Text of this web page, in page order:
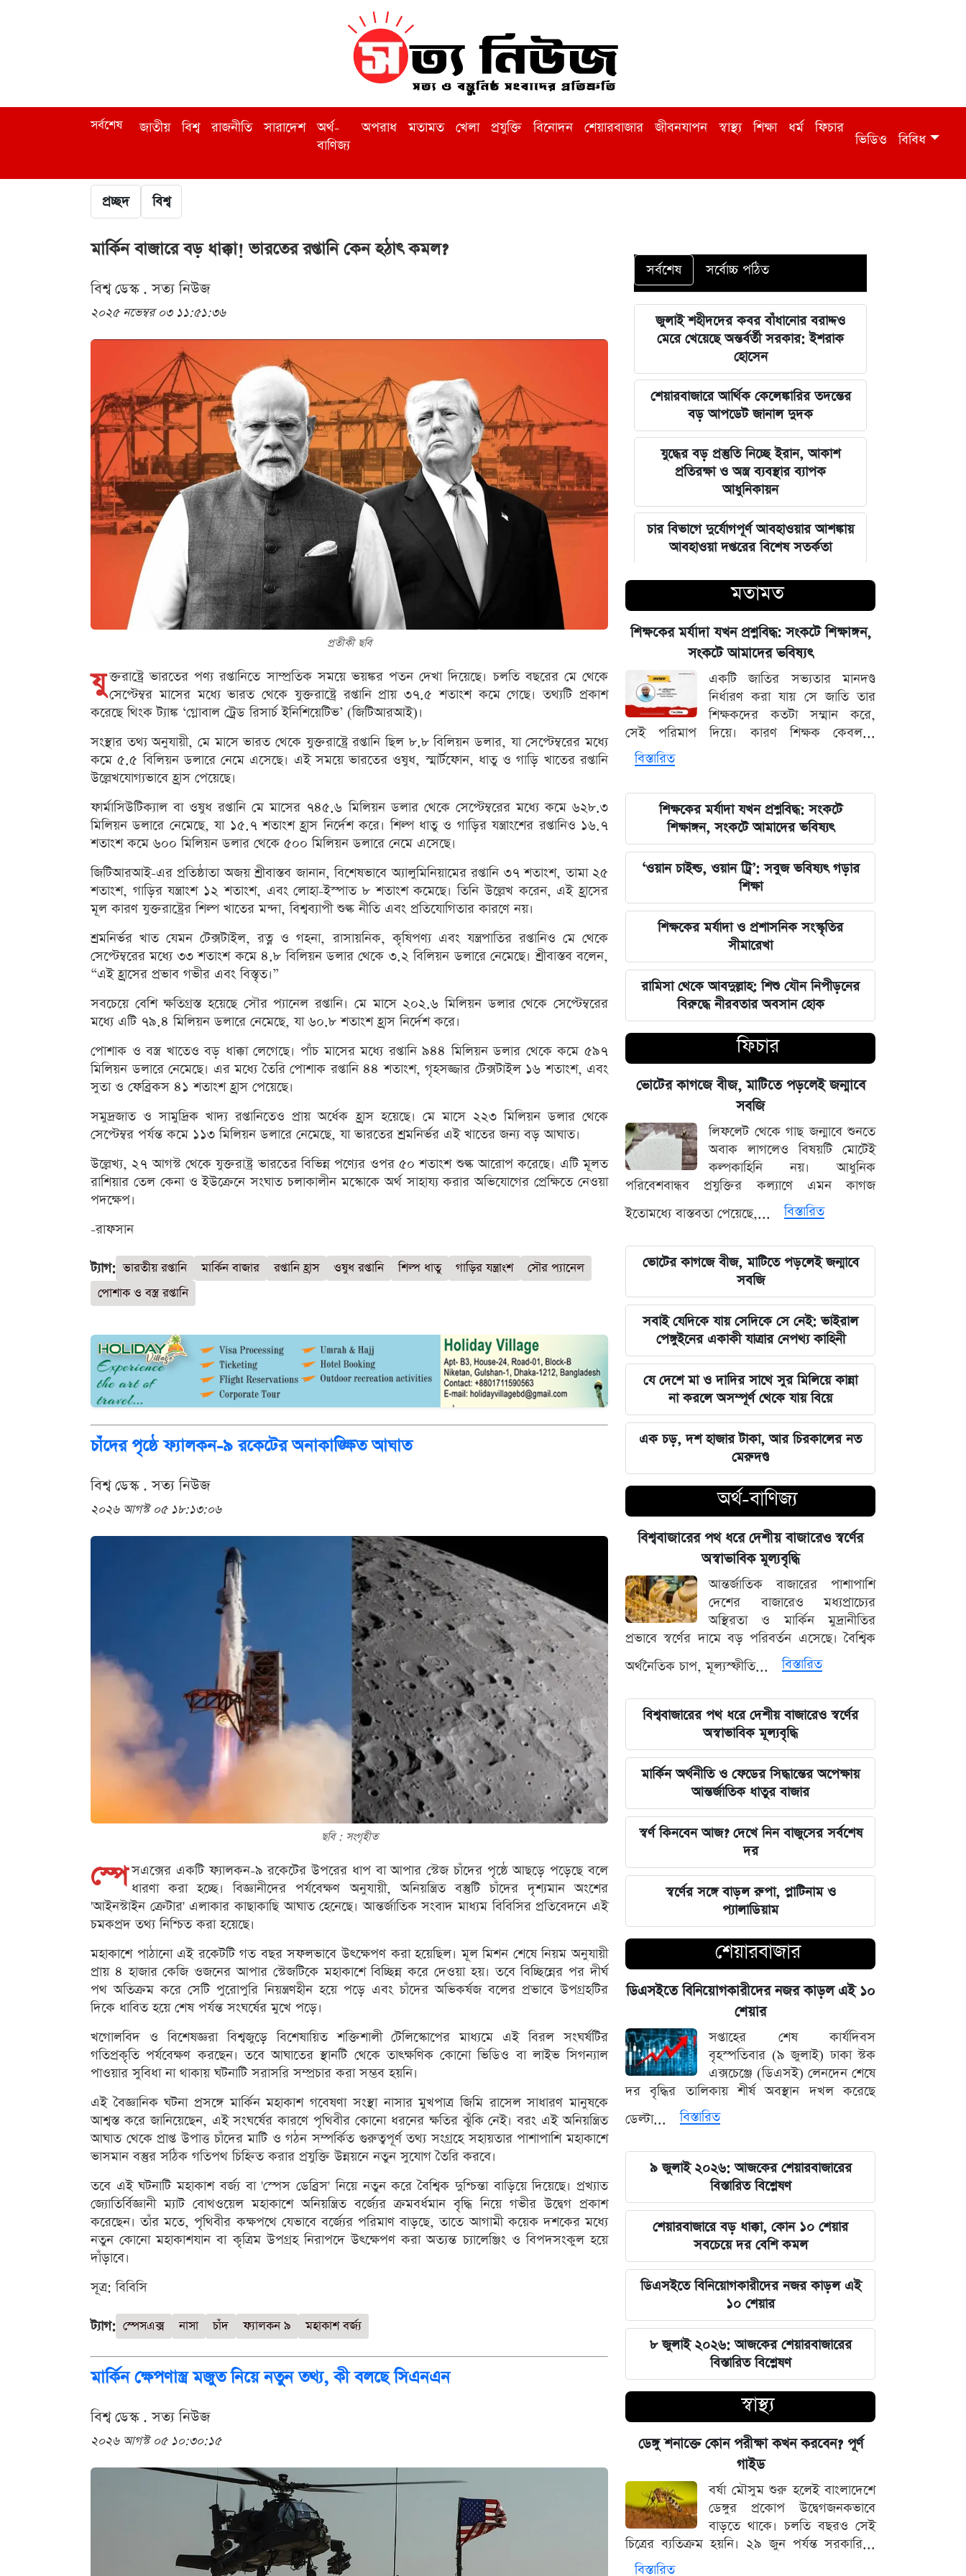
সর্বশেষ জাতীয় বিশ্ব রাজনীতি সারাদেশ
অর্থ-
বাণিজ্য
অপরাধ মতামত খেলা প্রযুক্তি বিনোদন শেয়ারবাজার জীবনযাপন স্বাস্থ্য শিক্ষা ধর্ম ফিচার
ভিডিও বিবিধ
প্রচ্ছদ বিশ্ব
মার্কিন বাজারে বড় ধাক্কা! ভারতের রপ্তানি কেন হঠাৎ কমল?
বিশ্ব ডেস্ক . সত্য নিউজ
২০২৫ নভেম্বর ০৩ ১১:৫১:৩৬
প্রতীকী ছবি
যু ক্তরাষ্ট্রে ভারতের পণ্য রপ্তানিতে সাম্প্রতিক সময়ে ভয়ঙ্কর পতন দেখা দিয়েছে। চলতি বছরের মে থেকে
সেপ্টেম্বর মাসের মধ্যে ভারত থেকে যুক্তরাষ্ট্রে রপ্তানি প্রায় ৩৭.৫ শতাংশ কমে গেছে। তথ্যটি প্রকাশ
করেছে থিংক ট্যাঙ্ক ‘গ্লোবাল ট্রেড রিসার্চ ইনিশিয়েটিভ’ (জিটিআরআই)।
সংস্থার তথ্য অনুযায়ী, মে মাসে ভারত থেকে যুক্তরাষ্ট্রে রপ্তানি ছিল ৮.৮ বিলিয়ন ডলার, যা সেপ্টেম্বরের মধ্যে
কমে ৫.৫ বিলিয়ন ডলারে নেমে এসেছে। এই সময়ে ভারতের ওষুধ, স্মার্টফোন, ধাতু ও গাড়ি খাতের রপ্তানি
উল্লেখযোগ্যভাবে হ্রাস পেয়েছে।
ফার্মাসিউটিক্যাল বা ওষুধ রপ্তানি মে মাসের ৭৪৫.৬ মিলিয়ন ডলার থেকে সেপ্টেম্বরের মধ্যে কমে ৬২৮.৩
মিলিয়ন ডলারে নেমেছে, যা ১৫.৭ শতাংশ হ্রাস নির্দেশ করে। শিল্প ধাতু ও গাড়ির যন্ত্রাংশের রপ্তানিও ১৬.৭
শতাংশ কমে ৬০০ মিলিয়ন ডলার থেকে ৫০০ মিলিয়ন ডলারে নেমে এসেছে।
জিটিআরআই-এর প্রতিষ্ঠাতা অজয় শ্রীবাস্তব জানান, বিশেষভাবে অ্যালুমিনিয়ামের রপ্তানি ৩৭ শতাংশ, তামা ২৫
শতাংশ, গাড়ির যন্ত্রাংশ ১২ শতাংশ, এবং লোহা-ইস্পাত ৮ শতাংশ কমেছে। তিনি উল্লেখ করেন, এই হ্রাসের
মূল কারণ যুক্তরাষ্ট্রের শিল্প খাতের মন্দা, বিশ্বব্যাপী শুল্ক নীতি এবং প্রতিযোগিতার কারণে নয়।
শ্রমনির্ভর খাত যেমন টেক্সটাইল, রত্ন ও গহনা, রাসায়নিক, কৃষিপণ্য এবং যন্ত্রপাতির রপ্তানিও মে থেকে
সেপ্টেম্বরের মধ্যে ৩৩ শতাংশ কমে ৪.৮ বিলিয়ন ডলার থেকে ৩.২ বিলিয়ন ডলারে নেমেছে। শ্রীবাস্তব বলেন,
“এই হ্রাসের প্রভাব গভীর এবং বিস্তৃত।”
সবচেয়ে বেশি ক্ষতিগ্রস্ত হয়েছে সৌর প্যানেল রপ্তানি। মে মাসে ২০২.৬ মিলিয়ন ডলার থেকে সেপ্টেম্বরের
মধ্যে এটি ৭৯.৪ মিলিয়ন ডলারে নেমেছে, যা ৬০.৮ শতাংশ হ্রাস নির্দেশ করে।
পোশাক ও বস্ত্র খাতেও বড় ধাক্কা লেগেছে। পাঁচ মাসের মধ্যে রপ্তানি ৯৪৪ মিলিয়ন ডলার থেকে কমে ৫৯৭
মিলিয়ন ডলারে নেমেছে। এর মধ্যে তৈরি পোশাক রপ্তানি ৪৪ শতাংশ, গৃহসজ্জার টেক্সটাইল ১৬ শতাংশ, এবং
সুতা ও ফেব্রিকস ৪১ শতাংশ হ্রাস পেয়েছে।
সমুদ্রজাত ও সামুদ্রিক খাদ্য রপ্তানিতেও প্রায় অর্ধেক হ্রাস হয়েছে। মে মাসে ২২৩ মিলিয়ন ডলার থেকে
সেপ্টেম্বর পর্যন্ত কমে ১১৩ মিলিয়ন ডলারে নেমেছে, যা ভারতের শ্রমনির্ভর এই খাতের জন্য বড় আঘাত।
উল্লেখ্য, ২৭ আগস্ট থেকে যুক্তরাষ্ট্র ভারতের বিভিন্ন পণ্যের ওপর ৫০ শতাংশ শুল্ক আরোপ করেছে। এটি মূলত
রাশিয়ার তেল কেনা ও ইউক্রেনে সংঘাত চলাকালীন মস্কোকে অর্থ সাহায্য করার অভিযোগের প্রেক্ষিতে নেওয়া
পদক্ষেপ।
-রাফসান
ট্যাগ: ভারতীয় রপ্তানি মার্কিন বাজার রপ্তানি হ্রাস ওষুধ রপ্তানি শিল্প ধাতু গাড়ির যন্ত্রাংশ
সৌর প্যানেল
পোশাক ও বস্ত্র রপ্তানি
চাঁদের পৃষ্ঠে ফ্যালকন-৯ রকেটের অনাকাঙ্ক্ষিত আঘাত
বিশ্ব ডেস্ক . সত্য নিউজ
২০২৬ আগস্ট ০৫ ১৮:১৩:০৬
ছবি : সংগৃহীত
স্পে সএক্সের একটি ফ্যালকন-৯ রকেটের উপরের ধাপ বা আপার স্টেজ চাঁদের পৃষ্ঠে আছড়ে পড়েছে বলে
ধারণা করা হচ্ছে। বিজ্ঞানীদের পর্যবেক্ষণ অনুযায়ী, অনিয়ন্ত্রিত বস্তুটি চাঁদের দৃশ্যমান অংশের
'আইনস্টাইন ক্রেটার' এলাকার কাছাকাছি আঘাত হেনেছে। আন্তর্জাতিক সংবাদ মাধ্যম বিবিসির প্রতিবেদনে এই
চমকপ্রদ তথ্য নিশ্চিত করা হয়েছে।
মহাকাশে পাঠানো এই রকেটটি গত বছর সফলভাবে উৎক্ষেপণ করা হয়েছিল। মূল মিশন শেষে নিয়ম অনুযায়ী
প্রায় ৪ হাজার কেজি ওজনের আপার স্টেজটিকে মহাকাশে বিচ্ছিন্ন করে দেওয়া হয়। তবে বিচ্ছিন্নের পর দীর্ঘ
পথ অতিক্রম করে সেটি পুরোপুরি নিয়ন্ত্রণহীন হয়ে পড়ে এবং চাঁদের অভিকর্ষজ বলের প্রভাবে উপগ্রহটির
দিকে ধাবিত হয়ে শেষ পর্যন্ত সংঘর্ষের মুখে পড়ে।
খগোলবিদ ও বিশেষজ্ঞরা বিশ্বজুড়ে বিশেষায়িত শক্তিশালী টেলিস্কোপের মাধ্যমে এই বিরল সংঘর্ষটির
গতিপ্রকৃতি পর্যবেক্ষণ করছেন। তবে আঘাতের স্থানটি থেকে তাত্ক্ষণিক কোনো ভিডিও বা লাইভ সিগন্যাল
পাওয়ার সুবিধা না থাকায় ঘটনাটি সরাসরি সম্প্রচার করা সম্ভব হয়নি।
এই বৈজ্ঞানিক ঘটনা প্রসঙ্গে মার্কিন মহাকাশ গবেষণা সংস্থা নাসার মুখপাত্র জিমি রাসেল সাধারণ মানুষকে
আশ্বস্ত করে জানিয়েছেন, এই সংঘর্ষের কারণে পৃথিবীর কোনো ধরনের ক্ষতির ঝুঁকি নেই। বরং এই অনিয়ন্ত্রিত
আঘাত থেকে প্রাপ্ত উপাত্ত চাঁদের মাটি ও গঠন সম্পর্কিত গুরুত্বপূর্ণ তথ্য সংগ্রহে সহায়তার পাশাপাশি মহাকাশে
ভাসমান বস্তুর সঠিক গতিপথ চিহ্নিত করার প্রযুক্তি উন্নয়নে নতুন সুযোগ তৈরি করবে।
তবে এই ঘটনাটি মহাকাশ বর্জ্য বা 'স্পেস ডেব্রিস' নিয়ে নতুন করে বৈশ্বিক দুশ্চিন্তা বাড়িয়ে দিয়েছে। প্রখ্যাত
জ্যোতির্বিজ্ঞানী ম্যাট বোথওয়েল মহাকাশে অনিয়ন্ত্রিত বর্জ্যের ক্রমবর্ধমান বৃদ্ধি নিয়ে গভীর উদ্বেগ প্রকাশ
করেছেন। তাঁর মতে, পৃথিবীর কক্ষপথে যেভাবে বর্জ্যের পরিমাণ বাড়ছে, তাতে আগামী কয়েক দশকের মধ্যে
নতুন কোনো মহাকাশযান বা কৃত্রিম উপগ্রহ নিরাপদে উৎক্ষেপণ করা অত্যন্ত চ্যালেঞ্জিং ও বিপদসংকুল হয়ে
দাঁড়াবে।
সূত্র: বিবিসি
ট্যাগ: স্পেসএক্স নাসা চাঁদ ফ্যালকন ৯ মহাকাশ বর্জ্য
মার্কিন ক্ষেপণাস্ত্র মজুত নিয়ে নতুন তথ্য, কী বলছে সিএনএন
বিশ্ব ডেস্ক . সত্য নিউজ
২০২৬ আগস্ট ০৫ ১০:৩০:১৫
সর্বশেষ সর্বোচ্চ পঠিত
জুলাই শহীদদের কবর বাঁধানোর বরাদ্দও
মেরে খেয়েছে অন্তর্বর্তী সরকার: ইশরাক
হোসেন
শেয়ারবাজারে আর্থিক কেলেঙ্কারির তদন্তের
বড় আপডেট জানাল দুদক
যুদ্ধের বড় প্রস্তুতি নিচ্ছে ইরান, আকাশ
প্রতিরক্ষা ও অস্ত্র ব্যবস্থার ব্যাপক
আধুনিকায়ন
চার বিভাগে দুর্যোগপূর্ণ আবহাওয়ার আশঙ্কায়
আবহাওয়া দপ্তরের বিশেষ সতর্কতা
হাসিনাকে মাইক দেওয়ায় ভারতকে
কাঠগড়ায় তুললেন সালাহউদ্দিন
বিশ্ববাজারের পথ ধরে দেশীয় বাজারেও
স্বর্ণের অস্বাভাবিক মূল্যবৃদ্ধি
গ্যাস ও বিদ্যুৎ সংকট মোকাবিলায় নতুন
আশার খবর দিলেন জ্বালানিমন্ত্রী
নদীদূষণ দূর করতে না পারলে ভবিষ্যৎ
তারেক রহমান
ফ্যাসিবাদবিরোধী সব শক্তির জাতীয় ঐক্য
বজায় রাখা এখন সময়ের দাবি: মাহদী
আমিন
ইতিহাসের মালিকানা কারও একার নয়, ৫
আগস্টের বিজয় সাধারণ মানুষের: সাইদুর
রহমান লিটল
দেবিদ্বার ম্যানেজিং কমিটির সভাপতি
নির্বাচিত মিজানুর রহমান মাস্টার
জুলাইয়ের চেতনাকে হৃদয়ে ধারণ করতে
হবে, যেন তা হারিয়ে না যায়: ভারপ্রাপ্ত
রাষ্ট্রপতি
ভারত সরকারের আলটিমেটামের মুখে
নতিস্বীকার, ভুল স্বীকার করল মেটা
লঙ্কা প্রিমিয়ার লিগে ভারতীয় কিংবদন্তির
আগমন, মালিকানায় বড় চমক
হারিয়ে যাবে: স্বরাষ্ট্রমন্ত্রী
আগামী ৪৮ ঘণ্টার আবহাওয়ার চিত্র: ঝোড়ো
বৃষ্টি নিয়ে সতর্কবার্তা
'মানুষ ভোট দিয়ে এমপি বানিয়েছে,
বিএনপিকে সত্য মেনে নিতে হবে': রুমিন
ফারহানা
৫ আগস্টের ভরদুপুরে দেশত্যাগ: গণভবন
থেকে ভারতের ফ্লাইট পর্যন্ত যা ঘটেছিল
ভারতপ্রেমী হলে দাগি আসামির অপরাধও
চোখ এড়িয়ে যায় দিল্লির: রুহুল কবির
রিজভী
বাংলাদেশ আর কোনো দেশের 'ক্লায়েন্ট স্টেট'
থাকবে না: পররাষ্ট্রমন্ত্রী ড. খলিলুর রহমান
এক ক্লিকেই ফোন-ল্যাপটপের নিয়ন্ত্রণ নিচ্ছে
হ্যাকাররা, পপ-আপ আপডেট নিয়ে কড়া
হুঁশিয়ারি
অনাকাঙ্ক্ষিত আঘাত
আবু সাঈদের ছবি ছাড়া কোনো ডকুমেন্টারি
হতে পারে না: ভারপ্রাপ্ত রাষ্ট্রপতি হাফিজ
উদ্দিন
জুলাই স্মৃতি জাদুঘর উদ্বোধন করলেন
প্রধানমন্ত্রী তারেক রহমান
মার্কিন ক্ষেপণাস্ত্র মজুত নিয়ে নতুন তথ্য, কী
বলছে সিএনএন
সালমানের অবয়ব পরিবর্তনের আসল কারণ
ও ষাটোর্ধ্বদের ওজন কমানোর সঠিক নিয়ম
৫ আগস্ট বিজয়ের দিন, ভিন্নমত যেন
শত্রুতায় রূপ না নেয়: প্রধানমন্ত্রী তারেক
রহমান
নিজস্ব অর্থায়নে খালের ওপর বাঁশের সাঁকো
বানিয়ে দিলেন ইউপি চেয়ারম্যান পদপ্রার্থী
কেন্দ্রীয় নির্বাহী কমিটির বৈঠকে মঞ্জুরুল
আহসান মুন্সীর উপস্থিতি ঘিরে চাঙ্গা দেবিদ্বার
বিএনপি
ফটিকছড়িতে ব্যবসায়ীকে হত্যাচেষ্টাসহ
একাধিক মামলার আসামি আজম নুর গ্রেপ্তার
দেশের ১২ জেলার জন্য দুঃসংবাদ, নদ-
নদীর পানি নিয়ে নতুন উদ্বেগ
প্রশাসনিক সংকট ও আন্তর্জাতিক চাপ:
ট্রাম্পের বড় রাজনৈতিক ধাক্কা
৩৪ বছর বয়সে আইপিএল খেলার স্বপ্ন, যে
বিপদে পড়লেন মোহাম্মদ আমির
পদত্যাগের হুমকি দিলে সরাসরি গ্রহণের
হুঁশিয়ারি, পেজেশকিয়ান-খামেনি দ্বন্দ্বে উত্তপ্ত
ইরান
৫ আগস্ট ঘিরে সারা দেশে কঠোর নজরদারি,
মাঠে নামানো হয়েছে একাধিক গোয়েন্দা দল
মতামত
শিক্ষকের মর্যাদা যখন প্রশ্নবিদ্ধ: সংকটে শিক্ষাঙ্গন,
সংকটে আমাদের ভবিষ্যৎ
একটি জাতির সভ্যতার মানদণ্ড
নির্ধারণ করা যায় সে জাতি তার
শিক্ষকদের কতটা সম্মান করে,
সেই পরিমাপ দিয়ে। কারণ শিক্ষক কেবল...
বিস্তারিত
শিক্ষকের মর্যাদা যখন প্রশ্নবিদ্ধ: সংকটে
শিক্ষাঙ্গন, সংকটে আমাদের ভবিষ্যৎ
‘ওয়ান চাইল্ড, ওয়ান ট্রি’: সবুজ ভবিষ্যৎ গড়ার
শিক্ষা
শিক্ষকের মর্যাদা ও প্রশাসনিক সংস্কৃতির
সীমারেখা
রামিসা থেকে আবদুল্লাহ: শিশু যৌন নিপীড়নের
বিরুদ্ধে নীরবতার অবসান হোক
ফিচার
ভোটের কাগজে বীজ, মাটিতে পড়লেই জন্মাবে
সবজি
লিফলেট থেকে গাছ জন্মাবে শুনতে
অবাক লাগলেও বিষয়টি মোটেই
কল্পকাহিনি নয়। আধুনিক
পরিবেশবান্ধব প্রযুক্তির কল্যাণে এমন কাগজ
ইতোমধ্যে বাস্তবতা পেয়েছে,...
বিস্তারিত
ভোটের কাগজে বীজ, মাটিতে পড়লেই জন্মাবে
সবজি
সবাই যেদিকে যায় সেদিকে সে নেই: ভাইরাল
পেঙ্গুইনের একাকী যাত্রার নেপথ্য কাহিনী
যে দেশে মা ও দাদির সাথে সুর মিলিয়ে কান্না
না করলে অসম্পূর্ণ থেকে যায় বিয়ে
এক চড়, দশ হাজার টাকা, আর চিরকালের নত
মেরুদণ্ড
অর্থ-বাণিজ্য
বিশ্ববাজারের পথ ধরে দেশীয় বাজারেও স্বর্ণের
অস্বাভাবিক মূল্যবৃদ্ধি
আন্তর্জাতিক বাজারের পাশাপাশি
দেশের বাজারেও মধ্যপ্রাচ্যের
অস্থিরতা ও মার্কিন মুদ্রানীতির
প্রভাবে স্বর্ণের দামে বড় পরিবর্তন এসেছে। বৈশ্বিক
অর্থনৈতিক চাপ, মূল্যস্ফীতি...
বিস্তারিত
বিশ্ববাজারের পথ ধরে দেশীয় বাজারেও স্বর্ণের
অস্বাভাবিক মূল্যবৃদ্ধি
মার্কিন অর্থনীতি ও ফেডের সিদ্ধান্তের অপেক্ষায়
আন্তর্জাতিক ধাতুর বাজার
স্বর্ণ কিনবেন আজ? দেখে নিন বাজুসের সর্বশেষ
দর
স্বর্ণের সঙ্গে বাড়ল রুপা, প্লাটিনাম ও
প্যালাডিয়াম
শেয়ারবাজার
ডিএসইতে বিনিয়োগকারীদের নজর কাড়ল এই ১০
শেয়ার
সপ্তাহের শেষ কার্যদিবস
বৃহস্পতিবার (৯ জুলাই) ঢাকা স্টক
এক্সচেঞ্জে (ডিএসই) লেনদেন শেষে
দর বৃদ্ধির তালিকায় শীর্ষ অবস্থান দখল করেছে
ডেল্টা...
বিস্তারিত
৯ জুলাই ২০২৬: আজকের শেয়ারবাজারের
বিস্তারিত বিশ্লেষণ
শেয়ারবাজারে বড় ধাক্কা, কোন ১০ শেয়ার
সবচেয়ে দর বেশি কমল
ডিএসইতে বিনিয়োগকারীদের নজর কাড়ল এই
১০ শেয়ার
৮ জুলাই ২০২৬: আজকের শেয়ারবাজারের
বিস্তারিত বিশ্লেষণ
স্বাস্থ্য
ডেঙ্গু শনাক্তে কোন পরীক্ষা কখন করবেন? পূর্ণ
গাইড
বর্ষা মৌসুম শুরু হলেই বাংলাদেশে
ডেঙ্গুর প্রকোপ উদ্বেগজনকভাবে
বাড়তে থাকে। চলতি বছরও সেই
চিত্রের ব্যতিক্রম হয়নি। ২৯ জুন পর্যন্ত সরকারি...
বিস্তারিত